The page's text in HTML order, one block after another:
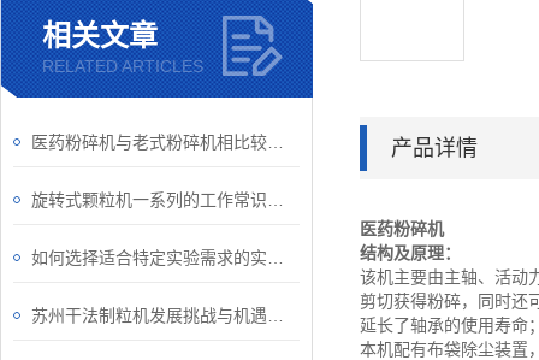
相关文章
RELATED ARTICLES
产品详情
医药粉碎机
结构及原理：
该机主要由主轴、活动
剪切获得粉碎，同时还
延长了轴承的使用寿命
本机配有布袋除尘装置